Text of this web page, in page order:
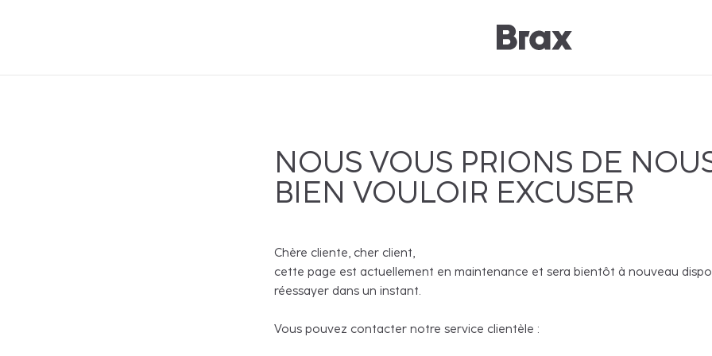
NOUS VOUS PRIONS DE
BIEN VOULOIR EXCUSER
Chère cliente, cher client,
cette page est actuellement en maintenance et sera bientôt à nouveau
réessayer dans un instant.
Vous pouvez contacter notre service clientèle :